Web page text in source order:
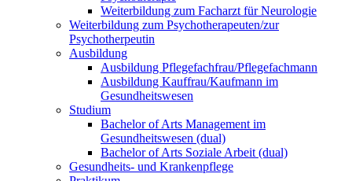
Weiterbildung zum Facharzt für Neurologie
Weiterbildung zum Psychotherapeuten/zur
Psychotherpeutin
Ausbildung
Ausbildung Pflegefachfrau/Pflegefachmann
Ausbildung Kauffrau/Kaufmann im
Gesundheitswesen
Studium
Bachelor of Arts Management im
Gesundheitswesen (dual)
Bachelor of Arts Soziale Arbeit (dual)
Gesundheits- und Krankenpflege